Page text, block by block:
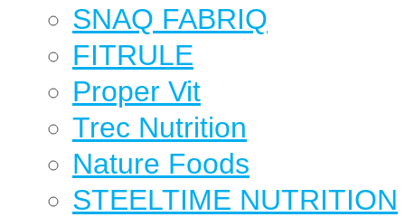
SNAQ FABRIQ
FITRULE
Proper Vit
Trec Nutrition
Nature Foods
STEELTIME NUTRITION